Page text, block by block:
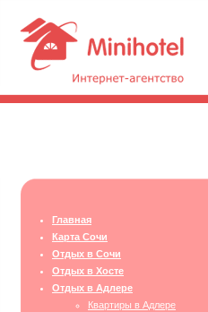
Главная
Карта Сочи
Отдых в Сочи
Отдых в Хосте
Отдых в Адлере
Квартиры в Адлере